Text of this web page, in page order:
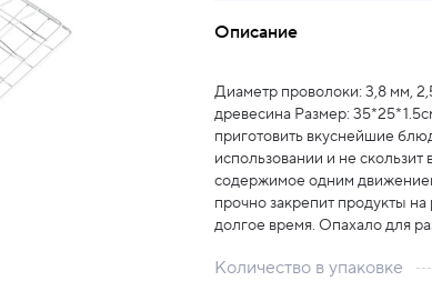
Описание
Диаметр проволоки: 3,8 мм,
древесина Размер:
приготовить вкуснейшие
использовании и не скользит
содержимое одним
прочно закрепит продукты
долгое время. Опахало для
Количество в упаковке